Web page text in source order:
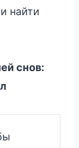
найти
снов: